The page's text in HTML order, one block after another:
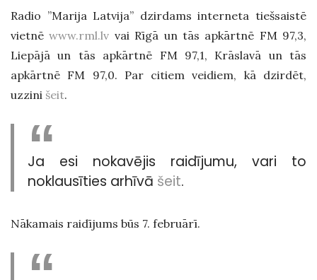
Radio ”Marija Latvija” dzirdams interneta tiešsaistē
vietnēwww.rml.lv vai Rīgā un tās apkārtnē FM 97,3,
Liepājā un tās apkārtnē FM 97,1, Krāslavā un tās
apkārtnē FM 97,0. Par citiem veidiem, kā dzirdēt,
uzzini šeit.
Ja esi nokavējis raidījumu, vari to
noklausīties arhīvā šeit.
Nākamais raidījums būs 7. februārī.